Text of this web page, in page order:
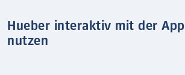
Hueber interaktiv mit der App
nutzen